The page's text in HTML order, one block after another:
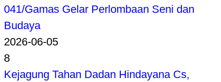
041/Gamas Gelar Perlombaan Seni dan
Budaya
2026-06-05
8
Kejagung Tahan Dadan Hindayana Cs,